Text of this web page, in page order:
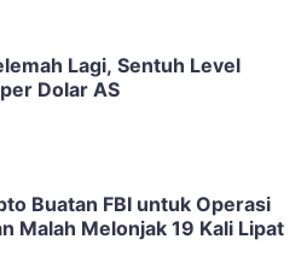
Lagi, Sentuh Level
Dolar AS
Buatan FBI untuk Operasi
Malah Melonjak 19 Kali Lipat